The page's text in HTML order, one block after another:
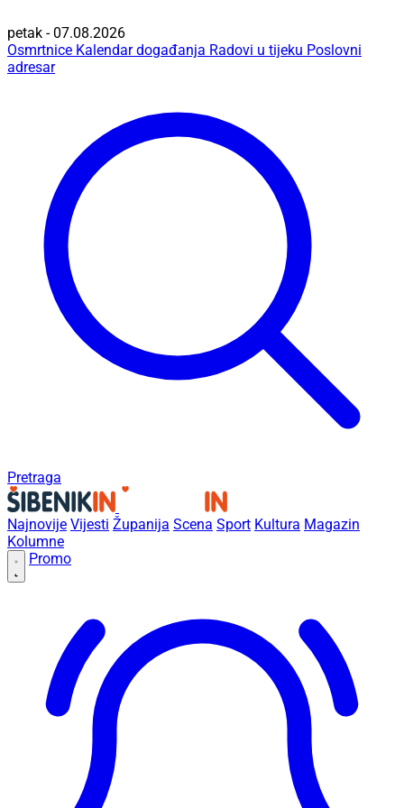
petak - 07.08.2026
Osmrtnice Kalendar događanja Radovi u tijeku Poslovni
adresar
Pretraga
Najnovije Vijesti Županija Scena Sport Kultura Magazin
Kolumne
Promo